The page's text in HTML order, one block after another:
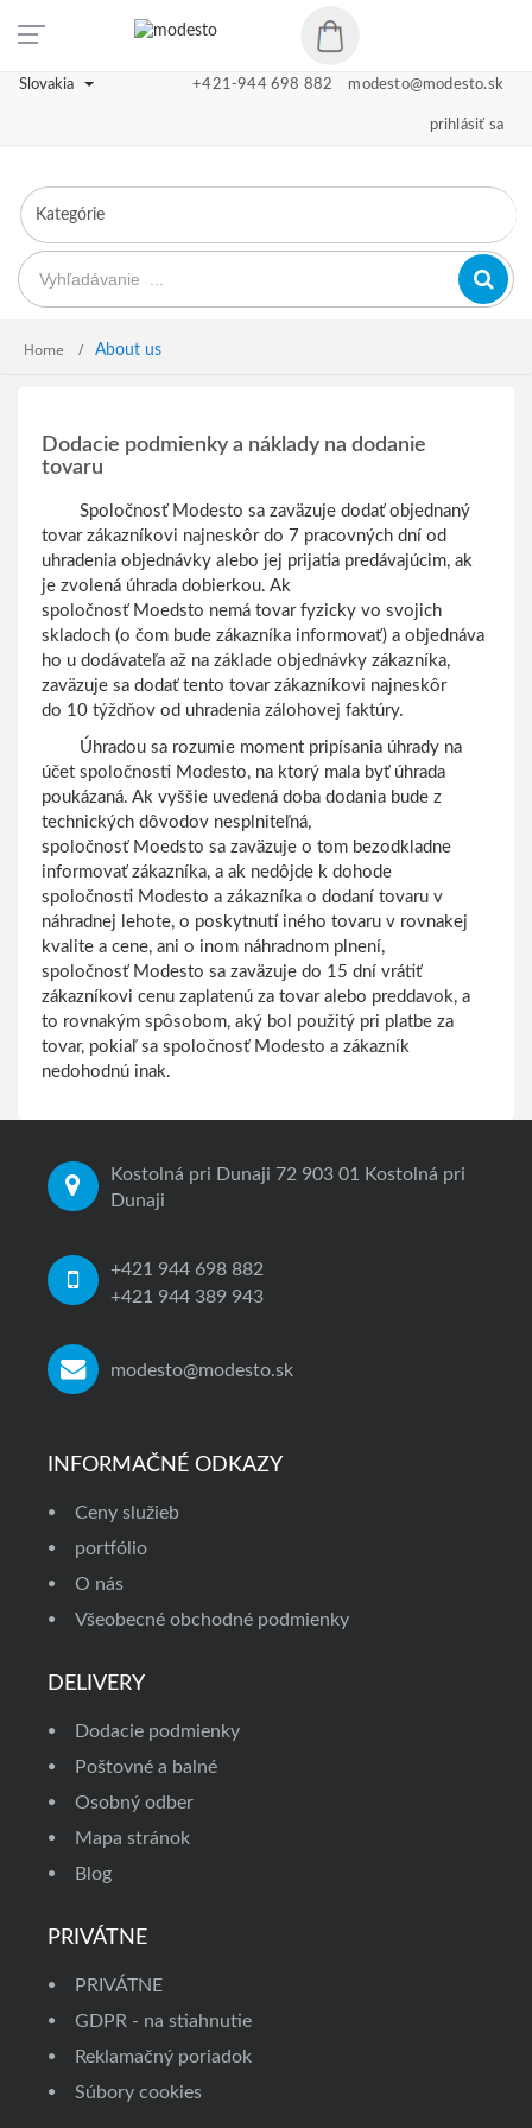
+421-944 698 882 modesto@modesto.sk
prihlásiť sa
Slovakia
Home About us
Dodacie podmienky a náklady na dodanie
tovaru
Spoločnosť Modesto sa zaväzuje dodať objednaný
tovar zákazníkovi najneskôr do 7 pracovných dní od
uhradenia objednávky alebo jej prijatia predávajúcim, ak
je zvolená úhrada dobierkou. Ak
spoločnosť Moedsto nemá tovar fyzicky vo svojich
skladoch (o čom bude zákazníka informovať) a objednáva
ho u dodávateľa až na základe objednávky zákazníka,
zaväzuje sa dodať tento tovar zákazníkovi najneskôr
do 10 týždňov od uhradenia zálohovej faktúry.
Úhradou sa rozumie moment pripísania úhrady na
účet spoločnosti Modesto, na ktorý mala byť úhrada
poukázaná. Ak vyššie uvedená doba dodania bude z
technických dôvodov nesplniteľná,
spoločnosť Moedsto sa zaväzuje o tom bezodkladne
informovať zákazníka, a ak nedôjde k dohode
spoločnosti Modesto a zákazníka o dodaní tovaru v
náhradnej lehote, o poskytnutí iného tovaru v rovnakej
kvalite a cene, ani o inom náhradnom plnení,
spoločnosť Modesto sa zaväzuje do 15 dní vrátiť
zákazníkovi cenu zaplatenú za tovar alebo preddavok, a
to rovnakým spôsobom, aký bol použitý pri platbe za
tovar, pokiaľ sa spoločnosť Modesto a zákazník
nedohodnú inak.
Kostolná pri Dunaji 72 903 01 Kostolná pri
Dunaji
+421 944 698 882
+421 944 389 943
modesto@modesto.sk
INFORMAČNÉ ODKAZY
Ceny služieb
portfólio
O nás
Všeobecné obchodné podmienky
DELIVERY
Dodacie podmienky
Poštovné a balné
Osobný odber
Mapa stránok
Blog
PRIVÁTNE
PRIVÁTNE
GDPR - na stiahnutie
Reklamačný poriadok
Súbory cookies